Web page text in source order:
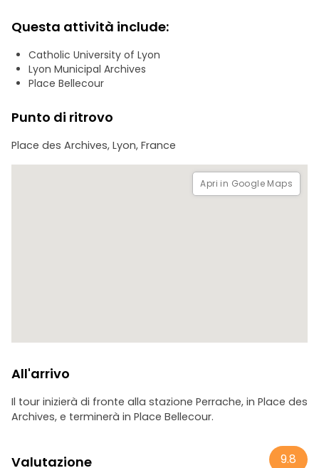
come operava la Milice e dove avvenivano gli interrogatori
e le deportazioni.
Lungo il percorso, scoprirete figure emblematiche, sia
membri della Resistenza o responsabili della repressione,
sia testimoni anonimi, vittime o attori. Vi faremo rivivere
aiuteranno a capire come la guerra e l'occupazione
Questa passeggiata vi permetterà di riscoprire la città e di
chiedervi: dietro quale facciata, in quale cortile, in quale
piazza, si nasconde un ricordo, una traccia di chi ha avuto
Questa attività include:
Catholic University of Lyon
Lyon Municipal Archives
Place Bellecour
Punto di ritrovo
Place des Archives, Lyon, France
Apri in Google Maps
All'arrivo
Il tour inizierà di fronte alla stazione Perrache, in Place des
Archives, e terminerà in Place Bellecour.
Valutazione 9.8